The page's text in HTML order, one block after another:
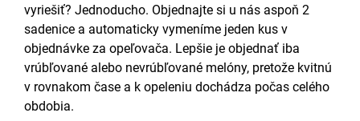
vyriešiť? Jednoducho. Objednajte si u nás aspoň 2
sadenice a automaticky vymeníme jeden kus v
objednávke za opeľovača. Lepšie je objednať iba
vrúbľované alebo nevrúbľované melóny, pretože kvitnú
v rovnakom čase a k opeleniu dochádza počas celého
obdobia.